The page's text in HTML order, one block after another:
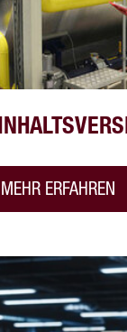
MEHR ERFAHREN